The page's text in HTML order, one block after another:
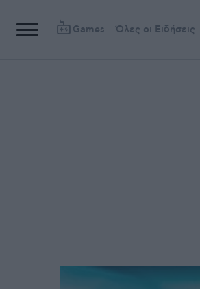
Games Όλες οι Ειδήσεις